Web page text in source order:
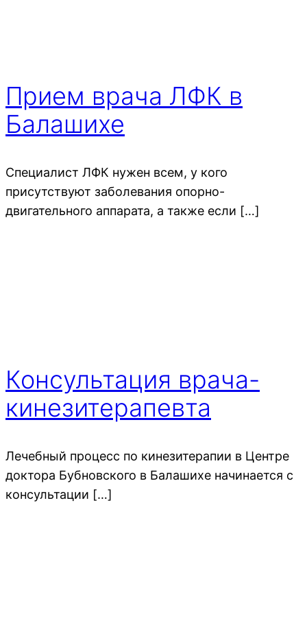
Прием врача ЛФК в
Балашихе
Специалист ЛФК нужен всем, у кого
присутствуют заболевания опорно-
двигательного аппарата, а также если […]
Консультация врача-
кинезитерапевта
Лечебный процесс по кинезитерапии в Центре
доктора Бубновского в Балашихе начинается с
консультации […]